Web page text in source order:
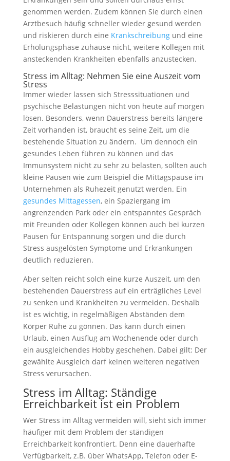
genommen werden. Zudem können Sie durch einen
Arztbesuch häufig schneller wieder gesund werden
und riskieren durch eine Krankschreibungund eine
Erholungsphase zuhause nicht, weitere Kollegen mit
ansteckenden Krankheiten ebenfalls anzustecken.
Stress im Alltag: Nehmen Sie eine Auszeit vom
Stress
Immer wieder lassen sich Stresssituationen und
psychische Belastungen nicht von heute auf morgen
lösen. Besonders, wenn Dauerstress bereits längere
Zeit vorhanden ist, braucht es seine Zeit, um die
bestehende Situation zu ändern. Um dennoch ein
gesundes Leben führen zu können und das
Immunsystem nicht zu sehr zu belasten, sollten auch
kleine Pausen wie zum Beispiel die Mittagspause im
Unternehmen als Ruhezeit genutzt werden. Ein
gesundes Mittagessen, ein Spaziergang im
angrenzenden Park oder ein entspanntes Gespräch
mit Freunden oder Kollegen können auch bei kurzen
Pausen für Entspannung sorgen und die durch
Stress ausgelösten Symptome und Erkrankungen
deutlich reduzieren.
Aber selten reicht solch eine kurze Auszeit, um den
bestehenden Dauerstress auf ein erträgliches Level
zu senken und Krankheiten zu vermeiden. Deshalb
ist es wichtig, in regelmäßigen Abständen dem
Körper Ruhe zu gönnen. Das kann durch einen
Urlaub, einen Ausflug am Wochenende oder durch
ein ausgleichendes Hobby geschehen. Dabei gilt: Der
gewählte Ausgleich darf keinen weiteren negativen
Stress verursachen.
Stress im Alltag: Ständige
Erreichbarkeit ist ein Problem
Wer Stress im Alltag vermeiden will, sieht sich immer
häufiger mit dem Problem der ständigen
Erreichbarkeit konfrontiert. Denn eine dauerhafte
Verfügbarkeit, z.B. über WhatsApp, Telefon oder E-